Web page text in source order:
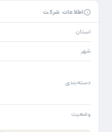
اطلاعات شرکت
استان
شهر
دسته‌بندی
وضعیت